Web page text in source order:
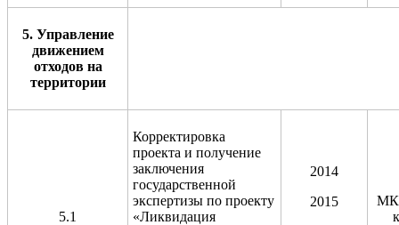
5. Управление
движением
отходов на
территории
5.1
Корректировка
проекта и получение
заключения
государственной
экспертизы по проекту
«Ликвидация
2014
2015